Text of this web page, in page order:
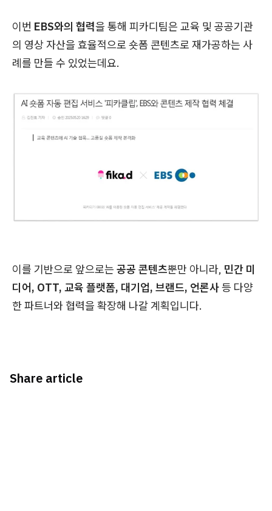
이번 EBS와의 협력을 통해 피카디팀은 교육 및 공공기관
의 영상 자산을 효율적으로 숏폼 콘텐츠로 재가공하는 사
례를 만들 수 있었는데요.
이를 기반으로 앞으로는 공공 콘텐츠뿐만 아니라, 민간 미
디어, OTT, 교육 플랫폼, 대기업, 브랜드, 언론사등 다양
한 파트너와 협력을 확장해 나갈 계획입니다.
Share article